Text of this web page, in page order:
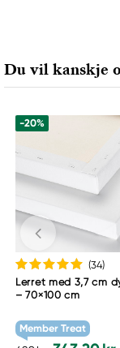
Du vil kanskje
-20%
(34)
Lerret med 3,7 cm
– 70×100 cm
Member Treat